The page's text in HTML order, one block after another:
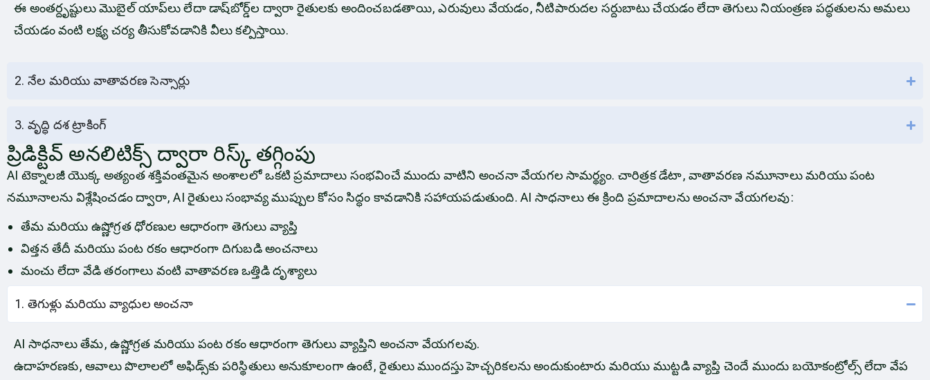
ఈ అంతర్దృష్టులు మొబైల్ యాప్‌లు లేదా డాష్‌బోర్డ్‌ల ద్వారా రైతులకు అందించబడతాయి, ఎరువులు వేయడం, నీటిపారుదల సర్దుబాటు చేయడం లేదా తెగులు నియంత్రణ పద్ధతులను అమలు
చేయడం వంటి లక్ష్య చర్య తీసుకోవడానికి వీలు కల్పిస్తాయి.
2. నేల మరియు వాతావరణ సెన్సార్లు
3. వృద్ధి దశ ట్రాకింగ్
ప్రిడిక్టివ్ అనలిటిక్స్ ద్వారా రిస్క్ తగ్గింపు
AI ​​టెక్నాలజీ యొక్క అత్యంత శక్తివంతమైన అంశాలలో ఒకటి ప్రమాదాలు సంభవించే ముందు వాటిని అంచనా వేయగల సామర్థ్యం. చారిత్రక డేటా, వాతావరణ నమూనాలు మరియు పంట
నమూనాలను విశ్లేషించడం ద్వారా, AI రైతులు సంభావ్య ముప్పుల కోసం సిద్ధం కావడానికి సహాయపడుతుంది. AI సాధనాలు ఈ క్రింది ప్రమాదాలను అంచనా వేయగలవు:
తేమ మరియు ఉష్ణోగ్రత ధోరణుల ఆధారంగా తెగులు వ్యాప్తి
విత్తన తేదీ మరియు పంట రకం ఆధారంగా దిగుబడి అంచనాలు
మంచు లేదా వేడి తరంగాలు వంటి వాతావరణ ఒత్తిడి దృశ్యాలు
1. తెగుళ్లు మరియు వ్యాధుల అంచనా
AI సాధనాలు తేమ, ఉష్ణోగ్రత మరియు పంట రకం ఆధారంగా తెగులు వ్యాప్తిని అంచనా వేయగలవు.
ఉదాహరణకు, ఆవాలు పొలాలలో అఫిడ్స్‌కు పరిస్థితులు అనుకూలంగా ఉంటే, రైతులు ముందస్తు హెచ్చరికలను అందుకుంటారు మరియు ముట్టడి వ్యాప్తి చెందే ముందు బయోకంట్రోల్స్ లేదా వేప